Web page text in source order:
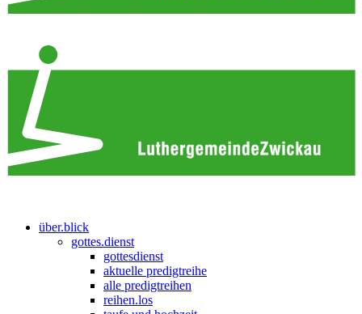
über.blick
gottes.dienst
gottesdienst
aktuelle predigtreihe
alle predigtreihen
reihen.los